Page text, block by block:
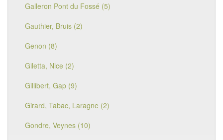
Galleron Pont du Fossé (5)
Gauthier, Bruis (2)
Genon (8)
Giletta, Nice (2)
Gillibert, Gap (9)
Girard, Tabac, Laragne (2)
Gondre, Veynes (10)